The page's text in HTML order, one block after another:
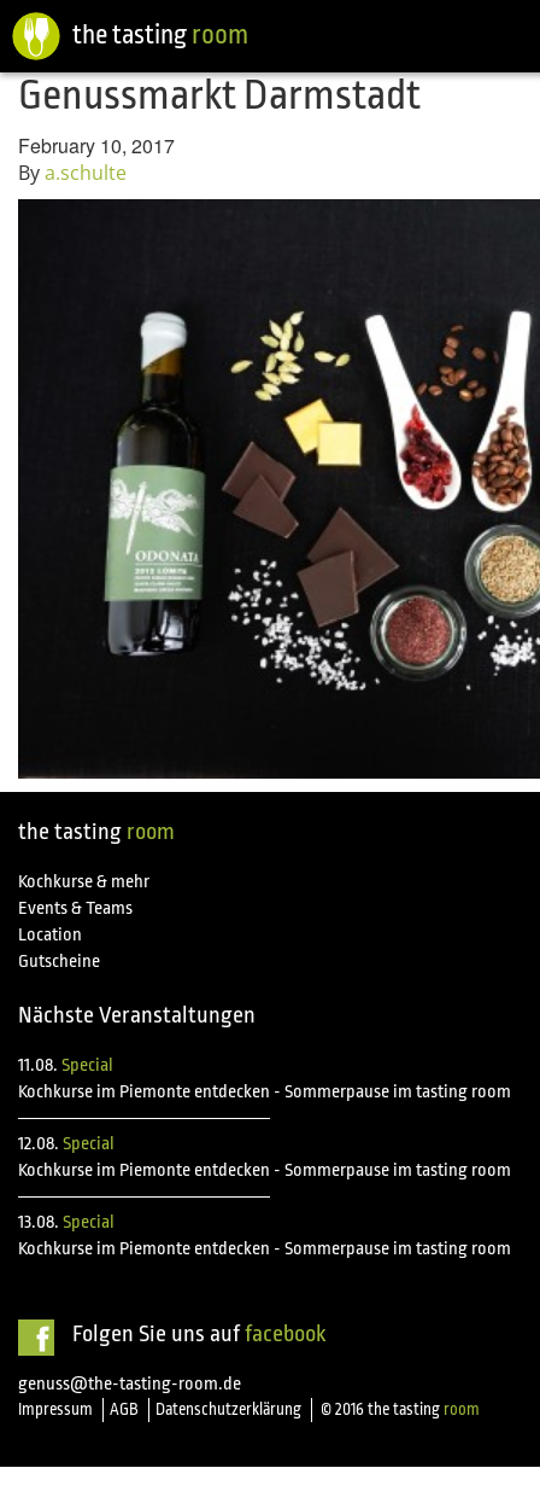
the tasting room
Genussmarkt Darmstadt
February 10, 2017
Bya.schulte
the tasting room
Kochkurse & mehr
Events & Teams
Location
Gutscheine
Nächste Veranstaltungen
11.08. Special
Kochkurse im Piemonte entdecken - Sommerpause im tasting room
12.08. Special
Kochkurse im Piemonte entdecken - Sommerpause im tasting room
13.08. Special
Kochkurse im Piemonte entdecken - Sommerpause im tasting room
Folgen Sie uns auffacebook
genuss@the-tasting-room.de
Impressum AGB Datenschutzerklärung © 2016 the tasting room